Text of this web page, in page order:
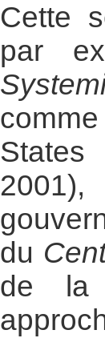
Cette
par
comme
du
de la